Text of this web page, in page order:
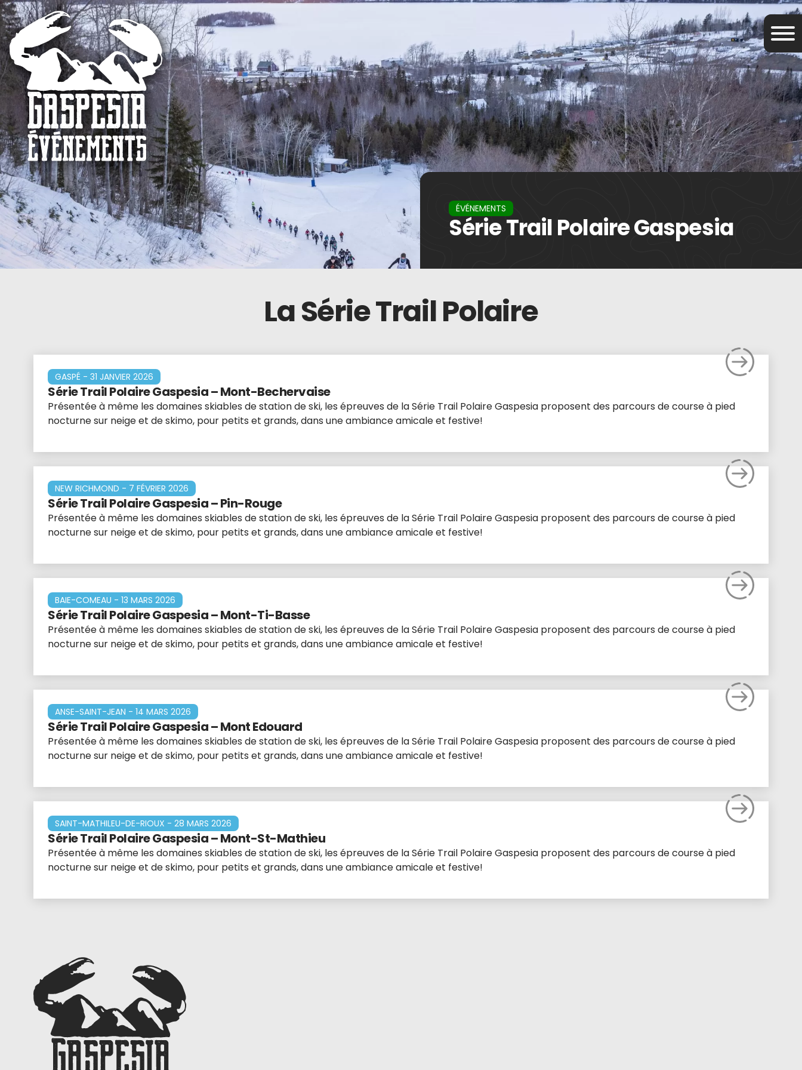
ÉVÉNEMENTS
Série Trail Polaire Gaspesia
La Série Trail Polaire
GASPÉ - 31 JANVIER 2026
Série Trail Polaire Gaspesia – Mont-Bechervaise
Présentée à même les domaines skiables de station de ski, les épreuves de la Série Trail Polaire Gaspesia proposent des parcours de course à pied
nocturne sur neige et de skimo, pour petits et grands, dans une ambiance amicale et festive!
NEW RICHMOND - 7 FÉVRIER 2026
Série Trail Polaire Gaspesia – Pin-Rouge
Présentée à même les domaines skiables de station de ski, les épreuves de la Série Trail Polaire Gaspesia proposent des parcours de course à pied
nocturne sur neige et de skimo, pour petits et grands, dans une ambiance amicale et festive!
BAIE-COMEAU - 13 MARS 2026
Série Trail Polaire Gaspesia – Mont-Ti-Basse
Présentée à même les domaines skiables de station de ski, les épreuves de la Série Trail Polaire Gaspesia proposent des parcours de course à pied
nocturne sur neige et de skimo, pour petits et grands, dans une ambiance amicale et festive!
ANSE-SAINT-JEAN - 14 MARS 2026
Série Trail Polaire Gaspesia – Mont Edouard
Présentée à même les domaines skiables de station de ski, les épreuves de la Série Trail Polaire Gaspesia proposent des parcours de course à pied
nocturne sur neige et de skimo, pour petits et grands, dans une ambiance amicale et festive!
SAINT-MATHILEU-DE-RIOUX - 28 MARS 2026
Série Trail Polaire Gaspesia – Mont-St-Mathieu
Présentée à même les domaines skiables de station de ski, les épreuves de la Série Trail Polaire Gaspesia proposent des parcours de course à pied
nocturne sur neige et de skimo, pour petits et grands, dans une ambiance amicale et festive!